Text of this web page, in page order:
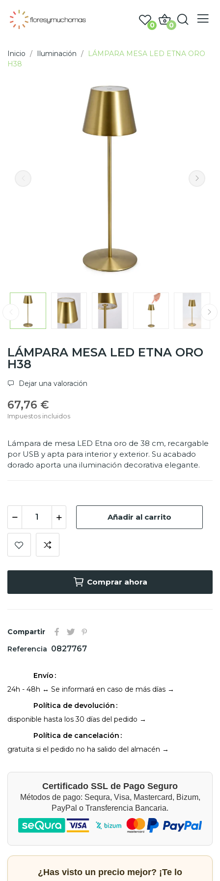
0 0
Inicio Iluminación
LÁMPARA MESA LED ETNA ORO
H38
LÁMPARA MESA LED ETNA ORO
H38
Dejar una valoración
67,76 €
Impuestos incluidos
Lámpara de mesa LED Etna oro de 38 cm, recargable
por USB y apta para interior y exterior. Su acabado
dorado aporta una iluminación decorativa elegante.
Añadir al carrito
Comprar ahora
Compartir
Referencia 0827767
Envío
24h - 48h ↔ Se informará en caso de más días →
Política de devolución
disponible hasta los 30 días del pedido →
Política de cancelación
gratuita si el pedido no ha salido del almacén →
Certificado SSL de Pago Seguro
Métodos de pago: Sequra, Visa, Mastercard, Bizum,
PayPal o Transferencia Bancaria.
¿Has visto un precio mejor? ¡Te lo